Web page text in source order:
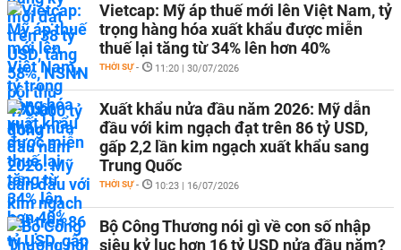
Vietcap: Mỹ áp thuế mới lên Việt Nam, tỷ
trọng hàng hóa xuất khẩu được miễn
thuế lại tăng từ 34% lên hơn 40%
THỜI SỰ - 11:20 | 30/07/2026
Xuất khẩu nửa đầu năm 2026: Mỹ dẫn
đầu với kim ngạch đạt trên 86 tỷ USD,
gấp 2,2 lần kim ngạch xuất khẩu sang
Trung Quốc
THỜI SỰ - 10:23 | 16/07/2026
Bộ Công Thương nói gì về con số nhập
siêu kỷ lục hơn 16 tỷ USD nửa đầu năm?